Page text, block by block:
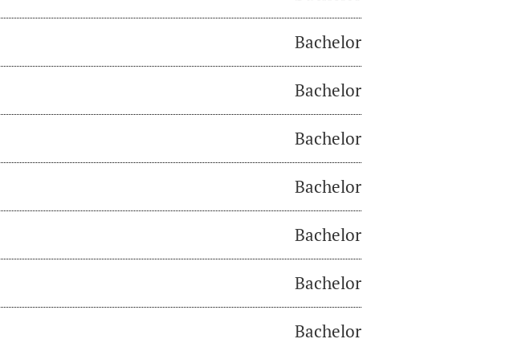
Bachelor
Bachelor
Bachelor
Bachelor
Bachelor
Bachelor
Bachelor